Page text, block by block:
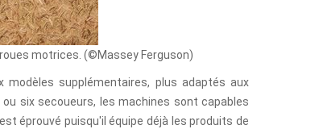
motrices. (©Massey Ferguson)
modèles supplémentaires, plus adaptés aux
ou six secoueurs, les machines sont capables
est éprouvé puisqu'il équipe déjà les produits de